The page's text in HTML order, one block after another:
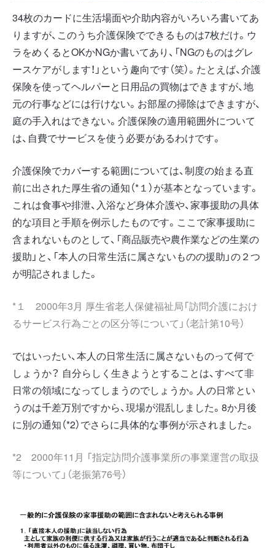
34枚のカードに生活場面や介助内容がいろいろ書いてあ
りますが、このうち介護保険でできるものは7枚だけ。ウ
ラをめくるとOKかNGか書いてあり、「NGのものはグレ
ースケアがします！」という趣向です（笑）。たとえば、介護
保険を使ってヘルパーと日用品の買物はできますが、地
元の行事などには行けない。お部屋の掃除はできますが、
庭の手入れはできない。介護保険の適用範囲外について
は、自費でサービスを使う必要があるわけです。
介護保険でカバーする範囲については、制度の始まる直
前に出された厚生省の通知（*１）が基本となっています。
これは食事や排泄、入浴など身体介護や、家事援助の具体
的な項目と手順を例示したものです。ここで家事援助に
含まれないものとして、「商品販売や農作業などの生業の
援助」と、「本人の日常生活に属さないものの援助」の２つ
が明記されました。
*１ 2000年3月 厚生省老人保健福祉局「訪問介護におけ
るサービス行為ごとの区分等について」（老計第10号）
ではいったい、本人の日常生活に属さないものって何で
しょうか？ 自分らしく生きようとすることは、すべて非
日常の領域になってしまうのでしょうか。人の日常とい
うのは千差万別ですから、現場が混乱しました。8か月後
に別の通知（*2）でさらに具体的な事例が示されました。
*2 2000年11月 「指定訪問介護事業所の事業運営の取扱
等について」（老振第76号）